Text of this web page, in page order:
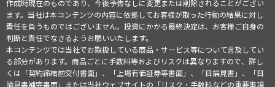
作成時現在のものであり、今後予告なしに変更または削除されることがござい
ます。当社は本コンテンツの内容に依拠してお客様が取った行動の結果に対し
責任を負うものではございません。投資にかかる最終決定は、お客様ご自身の
判断と責任でなさるようお願いいたします。
本コンテンツでは当社でお取扱している商品・サービス等について言及してい
る部分があります。商品ごとに手数料等およびリスクは異なりますので、詳し
くは「契約締結前交付書面」、「上場有価証券等書面」、「目論見書」、「目